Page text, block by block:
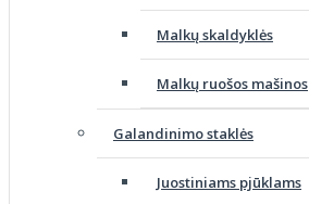
Malkų skaldyklės
Malkų ruošos mašinos
Galandinimo staklės
Juostiniams pjūklams